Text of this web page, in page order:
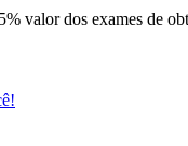
valor dos exames de